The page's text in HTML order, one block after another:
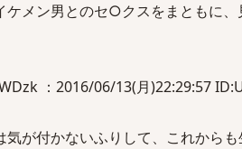
ケメン男とのセ○クスをまともに
：2016/06/13(月)22:29:57
気が付かないふりして、これから